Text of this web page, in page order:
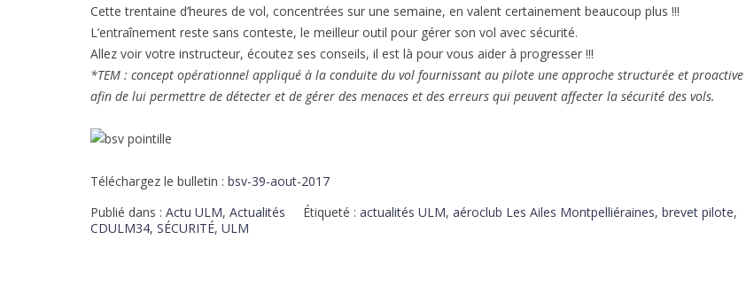
Cette trentaine d’heures de vol, concentrées sur une semaine, en valent certainement beaucoup plus !!!
L’entraînement reste sans conteste, le meilleur outil pour gérer son vol avec sécurité.
Allez voir votre instructeur, écoutez ses conseils, il est là pour vous aider à progresser !!!
*TEM : concept opérationnel appliqué à la conduite du vol fournissant au pilote une approche structurée et proactive
afin de lui permettre de détecter et de gérer des menaces et des erreurs qui peuvent affecter la sécurité des vols.
Téléchargez le bulletin : bsv-39-aout-2017
Publié dans : Actu ULM, Actualités Étiqueté : actualités ULM, aéroclub Les Ailes Montpelliéraines, brevet pilote,
CDULM34, SÉCURITÉ, ULM